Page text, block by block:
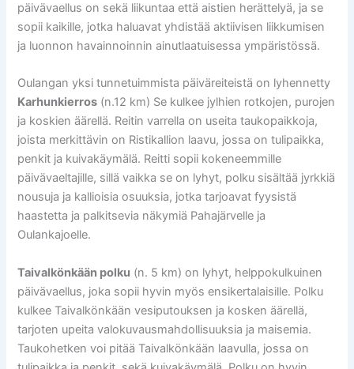
päivävaellus on sekä liikuntaa että aistien herättelyä, ja se
sopii kaikille, jotka haluavat yhdistää aktiivisen liikkumisen
ja luonnon havainnoinnin ainutlaatuisessa ympäristössä.
Oulangan yksi tunnetuimmista päiväreiteistä on lyhennetty
Karhunkierros (n.12 km) Se kulkee jylhien rotkojen, purojen
ja koskien äärellä. Reitin varrella on useita taukopaikkoja,
joista merkittävin on Ristikallion laavu, jossa on tulipaikka,
penkit ja kuivakäymälä. Reitti sopii kokeneemmille
päivävaeltajille, sillä vaikka se on lyhyt, polku sisältää jyrkkiä
nousuja ja kallioisia osuuksia, jotka tarjoavat fyysistä
haastetta ja palkitsevia näkymiä Pahajärvelle ja
Oulankajoelle.
Taivalkönkään polku (n. 5 km) on lyhyt, helppokulkuinen
päivävaellus, joka sopii hyvin myös ensikertalaisille. Polku
kulkee Taivalkönkään vesiputouksen ja kosken äärellä,
tarjoten upeita valokuvausmahdollisuuksia ja maisemia.
Taukohetken voi pitää Taivalkönkään laavulla, jossa on